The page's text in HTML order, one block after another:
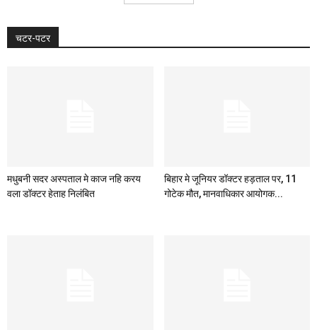
चटर-पटर
मधुबनी सदर अस्पताल मे काज नहि करय
वला डॉक्टर हेताह निलंबित
बिहार मे जूनियर डॉक्टर हड़ताल पर, 11
गोटेक मौत, मानवाधिकार आयोगक...